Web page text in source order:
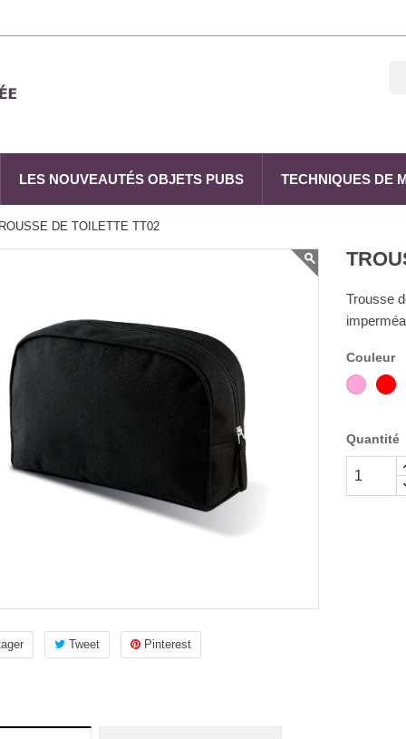
LES NOUVEAUTÉS OBJETS PUBS TECHNIQUES DE
DE TOILETTE TT02
Tweet Pinterest
Trousse
Couleur
Rose
Quantité